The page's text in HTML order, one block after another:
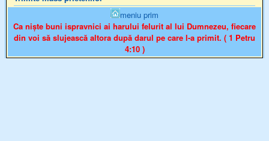
meniu prim
Ca niște buni ispravnici ai harului felurit al lui Dumnezeu, fiecare
din voi să slujească altora după darul pe care l-a primit. ( 1 Petru
4:10 )